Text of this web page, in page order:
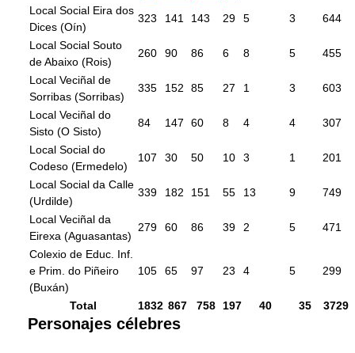
Local Social Eira dos
Dices (Oín)
323 141 143 29 5 3 644
Local Social Souto
de Abaixo (Rois)
260 90 86 6 8 5 455
Local Veciñal de
Sorribas (Sorribas)
335 152 85 27 1 3 603
Local Veciñal do
Sisto (O Sisto)
84 147 60 8 4 4 307
Local Social do
Codeso (Ermedelo)
107 30 50 10 3 1 201
Local Social da Calle
(Urdilde)
339 182 151 55 13 9 749
Local Veciñal da
Eirexa (Aguasantas)
279 60 86 39 2 5 471
Colexio de Educ. Inf.
e Prim. do Piñeiro
(Buxán)
105 65 97 23 4 5 299
Total 1832 867 758 197 40 35 3729
Personajes célebres